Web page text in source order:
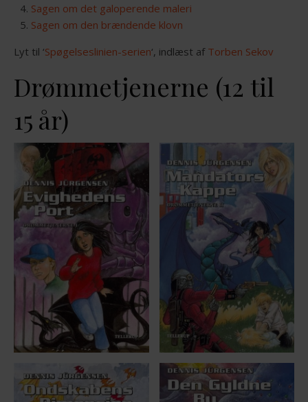
Sagen om det galoperende maleri
Sagen om den brændende klovn
Lyt til ‘Spøgelseslinien-serien‘, indlæst af Torben Sekov
Drømmetjenerne (12 til
15 år)